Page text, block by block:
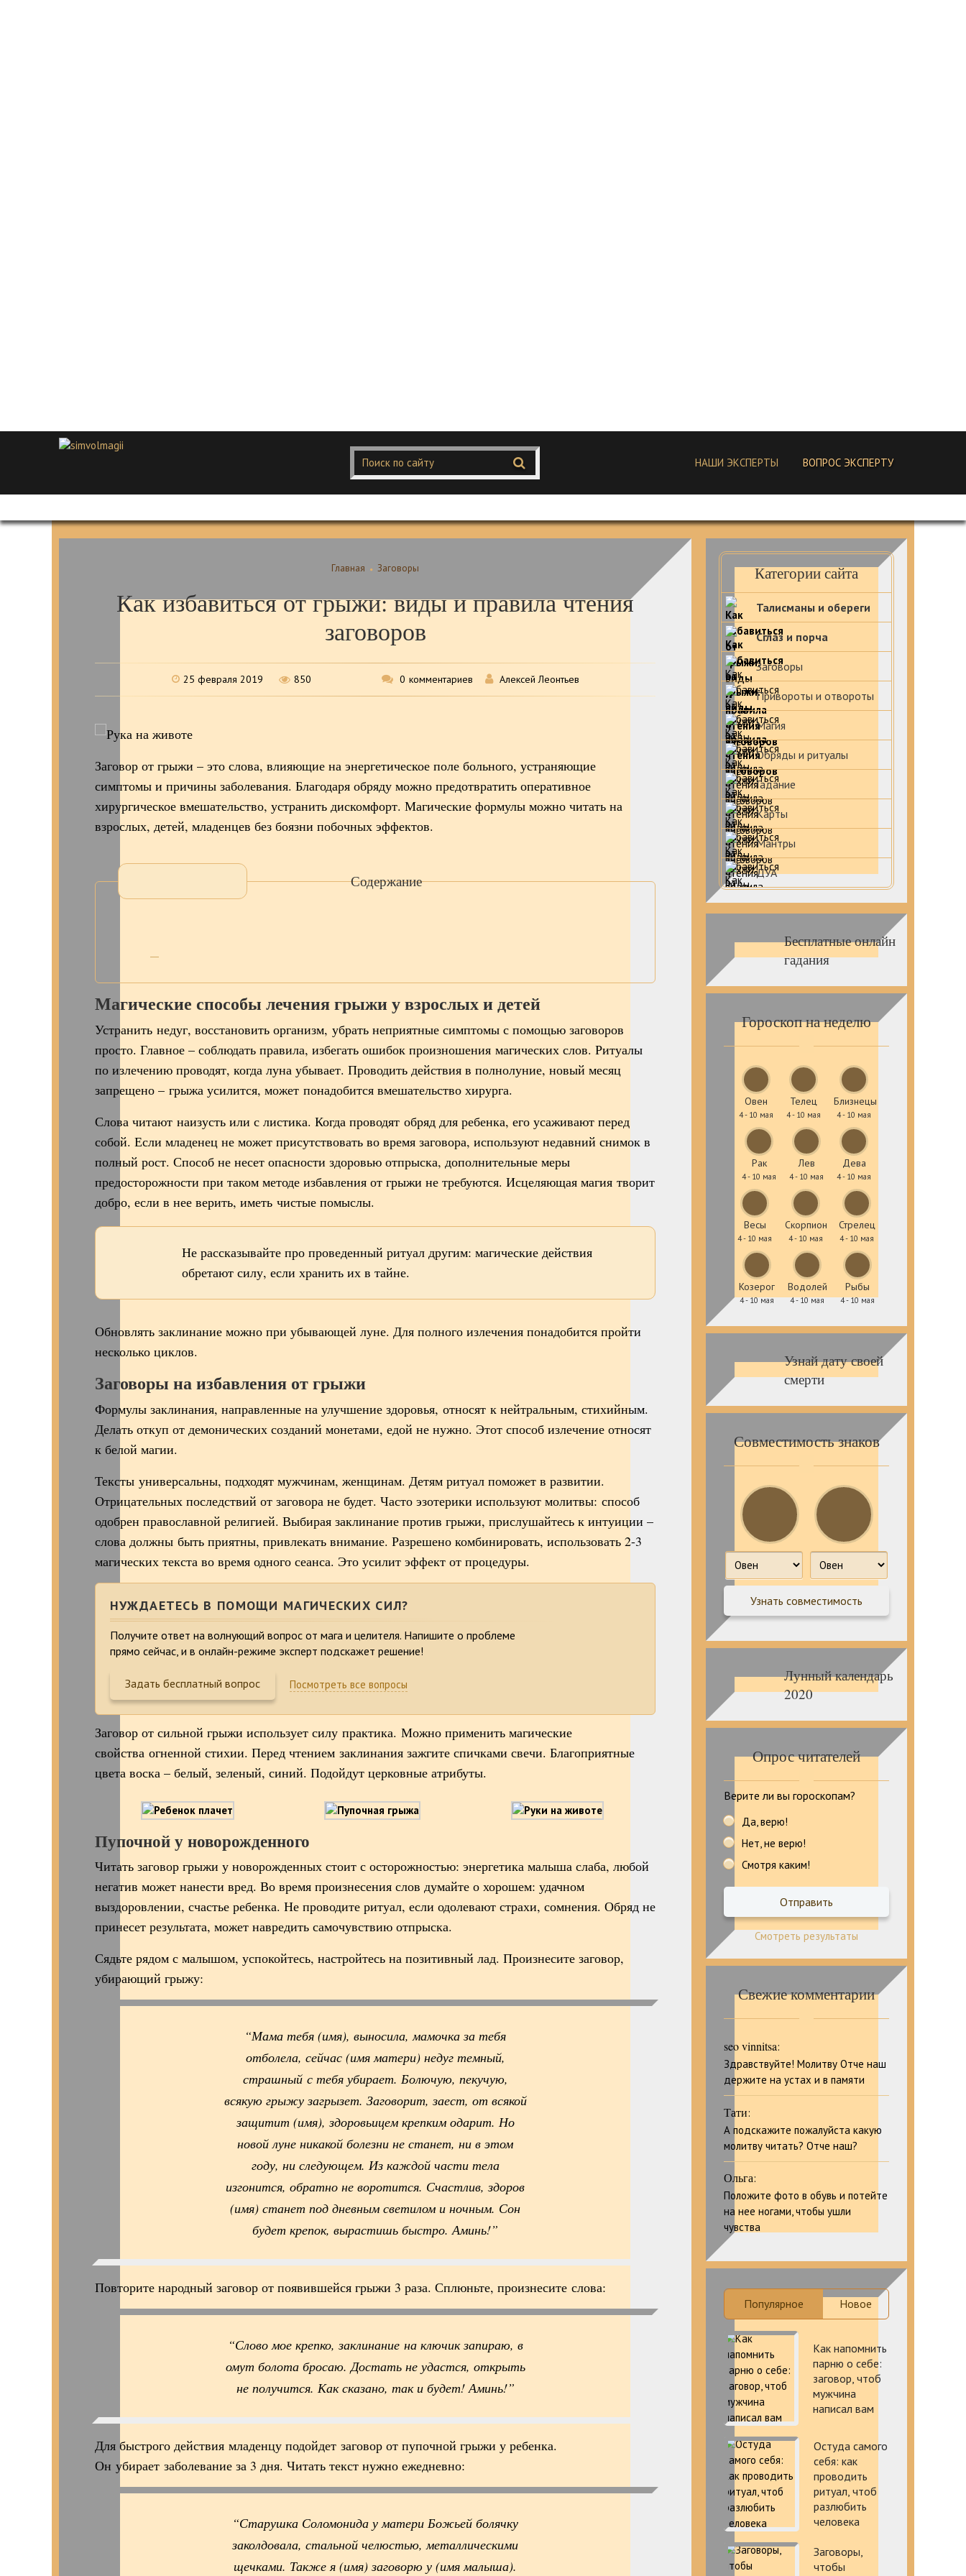
НАШИ ЭКСПЕРТЫ ВОПРОС ЭКСПЕРТУ
Главная Заговоры
Как избавиться от грыжи: виды и правила чтения
заговоров
25 февраля 2019 850 0 комментариев Алексей Леонтьев
Заговор от грыжи – это слова, влияющие на энергетическое поле больного, устраняющие
симптомы и причины заболевания. Благодаря обряду можно предотвратить оперативное
хирургическое вмешательство, устранить дискомфорт. Магические формулы можно читать на
взрослых, детей, младенцев без боязни побочных эффектов.
Содержание
Магические способы лечения грыжи у взрослых и детей
Устранить недуг, восстановить организм, убрать неприятные симптомы с помощью заговоров
просто. Главное – соблюдать правила, избегать ошибок произношения магических слов. Ритуалы
по излечению проводят, когда луна убывает. Проводить действия в полнолуние, новый месяц
запрещено – грыжа усилится, может понадобится вмешательство хирурга.
Слова читают наизусть или с листика. Когда проводят обряд для ребенка, его усаживают перед
собой. Если младенец не может присутствовать во время заговора, используют недавний снимок в
полный рост. Способ не несет опасности здоровью отпрыска, дополнительные меры
предосторожности при таком методе избавления от грыжи не требуются. Исцеляющая магия творит
добро, если в нее верить, иметь чистые помыслы.
Не рассказывайте про проведенный ритуал другим: магические действия
обретают силу, если хранить их в тайне.
Обновлять заклинание можно при убывающей луне. Для полного излечения понадобится пройти
несколько циклов.
Заговоры на избавления от грыжи
Формулы заклинания, направленные на улучшение здоровья, относят к нейтральным, стихийным.
Делать откуп от демонических созданий монетами, едой не нужно. Этот способ излечение относят
к белой магии.
Тексты универсальны, подходят мужчинам, женщинам. Детям ритуал поможет в развитии.
Отрицательных последствий от заговора не будет. Часто эзотерики используют молитвы: способ
одобрен православной религией. Выбирая заклинание против грыжи, прислушайтесь к интуиции –
слова должны быть приятны, привлекать внимание. Разрешено комбинировать, использовать 2-3
магических текста во время одного сеанса. Это усилит эффект от процедуры.
НУЖДАЕТЕСЬ В ПОМОЩИ МАГИЧЕСКИХ СИЛ?
Получите ответ на волнующий вопрос от мага и целителя. Напишите о проблеме
прямо сейчас, и в онлайн-режиме эксперт подскажет решение!
Задать бесплатный вопрос Посмотреть все вопросы
Заговор от сильной грыжи использует силу практика. Можно применить магические
свойства огненной стихии. Перед чтением заклинания зажгите спичками свечи. Благоприятные
цвета воска – белый, зеленый, синий. Подойдут церковные атрибуты.
Пупочной у новорожденного
Читать заговор грыжи у новорожденных стоит с осторожностью: энергетика малыша слаба, любой
негатив может нанести вред. Во время произнесения слов думайте о хорошем: удачном
выздоровлении, счастье ребенка. Не проводите ритуал, если одолевают страхи, сомнения. Обряд не
принесет результата, может навредить самочувствию отпрыска.
Сядьте рядом с малышом, успокойтесь, настройтесь на позитивный лад. Произнесите заговор,
убирающий грыжу:
“Мама тебя (имя), выносила, мамочка за тебя
отболела, сейчас (имя матери) недуг темный,
страшный с тебя убирает. Болючую, пекучую,
всякую грыжу загрызет. Заговорит, заест, от всякой
защитит (имя), здоровьицем крепким одарит. Но
новой луне никакой болезни не станет, ни в этом
году, ни следующем. Из каждой части тела
изгонится, обратно не воротится. Счастлив, здоров
(имя) станет под дневным светилом и ночным. Сон
будет крепок, вырастишь быстро. Аминь!”
Повторите народный заговор от появившейся грыжи 3 раза. Сплюньте, произнесите слова:
“Слово мое крепко, заклинание на ключик запираю, в
омут болота бросаю. Достать не удастся, открыть
не получится. Как сказано, так и будет! Аминь!”
Для быстрого действия младенцу подойдет заговор от пупочной грыжи у ребенка.
Он убирает заболевание за 3 дня. Читать текст нужно ежедневно:
“Старушка Соломонида у матери Божьей болячку
заколдовала, стальной челюстью, металлическими
щечками. Также я (имя) заговорю у (имя малыша).
Категории сайта
Талисманы и обереги
Сглаз и порча
Заговоры
Привороты и отвороты
Магия
Обряды и ритуалы
Гадание
Карты
Мантры
ДУА
Бесплатные онлайн
гадания
Гороскоп на неделю
Овен
4 - 10 мая
Телец
4 - 10 мая
Близнецы
4 - 10 мая
Рак
4 - 10 мая
Лев
4 - 10 мая
Дева
4 - 10 мая
Весы
4 - 10 мая
Скорпион
4 - 10 мая
Стрелец
4 - 10 мая
Козерог
4 - 10 мая
Водолей
4 - 10 мая
Рыбы
4 - 10 мая
Узнай дату своей
смерти
Совместимость знаков
Лунный календарь
2020
Опрос читателей
Верите ли вы гороскопам?
Да, верю!
Нет, не верю!
Смотря каким!
Смотреть результаты
Свежие комментарии
seo vinnitsa:
Здравствуйте! Молитву Отче наш
держите на устах и в памяти
Тати:
А подскажите пожалуйста какую
молитву читать? Отче наш?
Ольга:
Положите фото в обувь и потейте
на нее ногами, чтобы ушли
чувства
Популярное Новое
Как напомнить
парню о себе:
заговор, чтоб
мужчина
написал вам
Остуда самого
себя: как
проводить
ритуал, чтоб
разлюбить
человека
Заговоры,
чтобы